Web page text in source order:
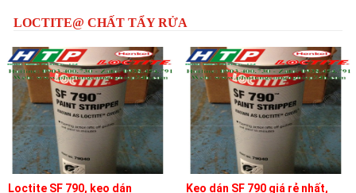
LOCTITE@ CHẤT TẨY RỬA
Loctite SF 790, keo dán
Keo dán SF 790 giá rẻ nhất,